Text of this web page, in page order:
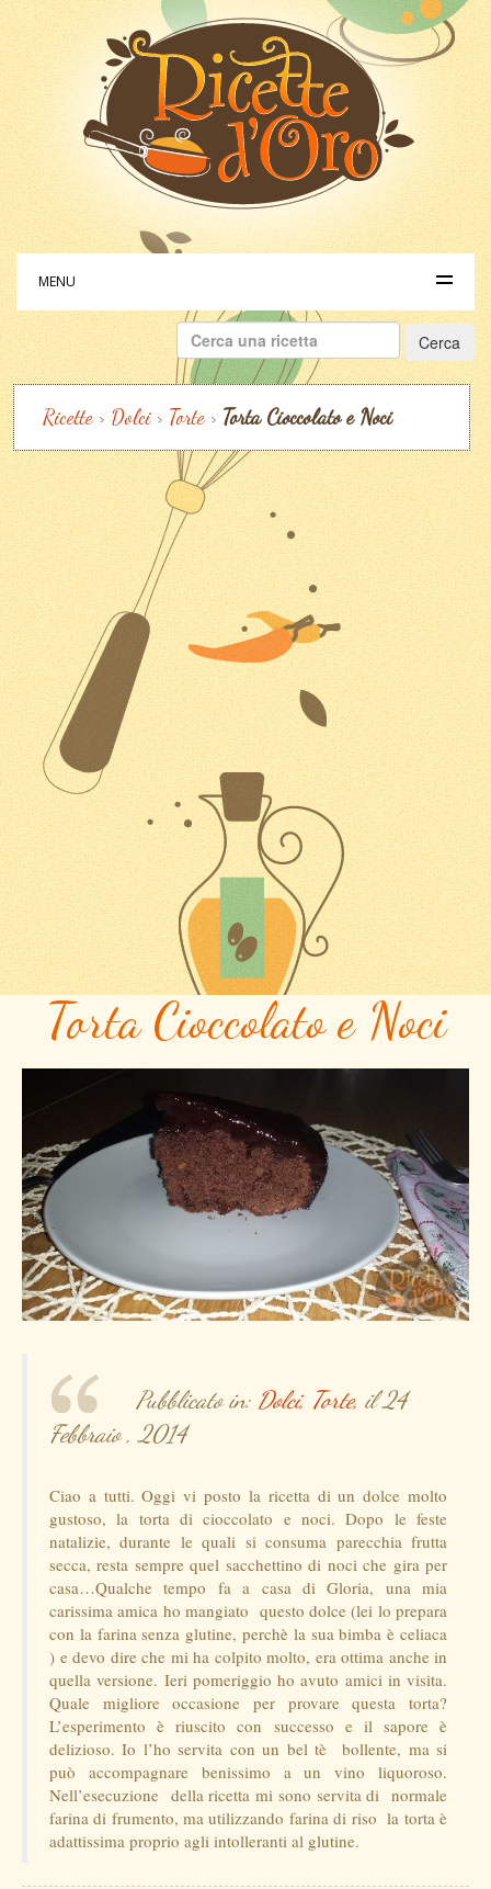
MENU
Ricerca
per:
Ricette > Dolci > Torte > Torta Cioccolato e Noci
Torta Cioccolato e Noci
Pubblicato in: Dolci, Torte,il 24
Febbraio , 2014
Ciao a tutti. Oggi vi posto la ricetta di un dolce molto
gustoso, la torta di cioccolato e noci. Dopo le feste
natalizie, durante le quali si consuma parecchia frutta
secca, resta sempre quel sacchettino di noci che gira per
casa…Qualche tempo fa a casa di Gloria, una mia
carissima amica ho mangiato questo dolce (lei lo prepara
con la farina senza glutine, perchè la sua bimba è celiaca
) e devo dire che mi ha colpito molto, era ottima anche in
quella versione. Ieri pomeriggio ho avuto amici in visita.
Quale migliore occasione per provare questa torta?
L’esperimento è riuscito con successo e il sapore è
delizioso. Io l’ho servita con un bel tè bollente, ma si
può accompagnare benissimo a un vino liquoroso.
Nell’esecuzione della ricetta mi sono servita di normale
farina di frumento, ma utilizzando farina di riso la torta è
adattissima proprio agli intolleranti al glutine.